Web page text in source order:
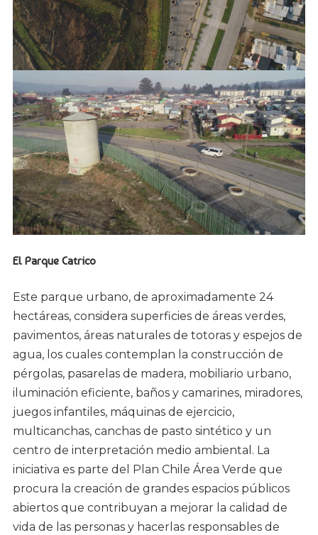
El Parque Catrico
Este parque urbano, de aproximadamente 24
hectáreas, considera superficies de áreas verdes,
pavimentos, áreas naturales de totoras y espejos de
agua, los cuales contemplan la construcción de
pérgolas, pasarelas de madera, mobiliario urbano,
iluminación eficiente, baños y camarines, miradores,
juegos infantiles, máquinas de ejercicio,
multicanchas, canchas de pasto sintético y un
centro de interpretación medio ambiental. La
iniciativa es parte del Plan Chile Área Verde que
procura la creación de grandes espacios públicos
abiertos que contribuyan a mejorar la calidad de
vida de las personas y hacerlas responsables de